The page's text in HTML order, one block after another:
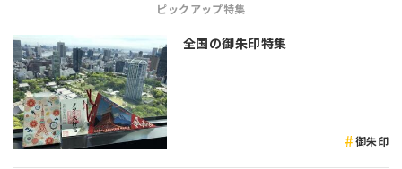
ピックアップ特集
全国の御朱印特集
御朱印